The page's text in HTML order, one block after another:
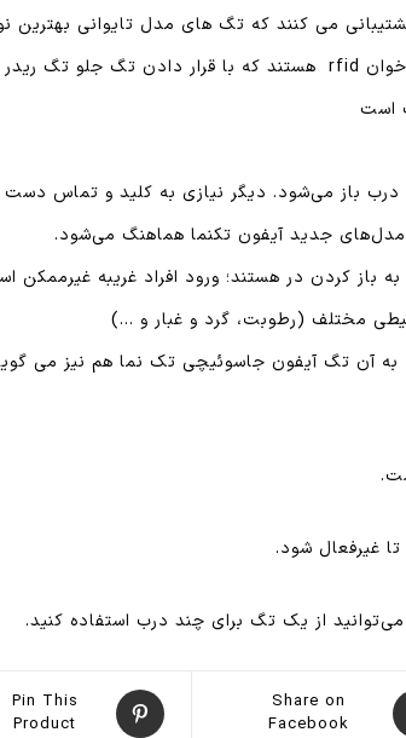
است
درب باز می‌شود. دیگر نیازی به کلید و تماس
مدل‌های جدید آیفون تکنما هماهنگ می‌شود.
کردن در هستند؛ ورود افراد غریبه غیرممکن
مختلف (رطوبت، گرد و غبار و …)
به آن تگ آیفون جاسوئیچی تک نما هم نیز می
غیرفعال شود.
از یک تگ برای چند درب استفاده کنید.
Share on
Facebook
Pin This
Product